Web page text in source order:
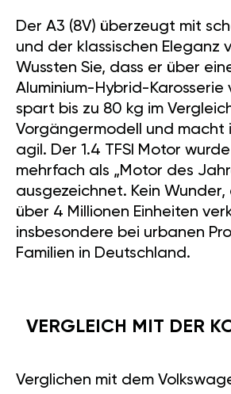
Der A3 (8V) überzeugt mit
und der klassischen Eleganz
Wussten Sie, dass er über
Aluminium-Hybrid-Karosserie
spart bis zu 80 kg im
Vorgängermodell und macht
agil. Der 1.4 TFSI Motor
mehrfach als „Motor des
ausgezeichnet. Kein
über 4 Millionen Einheiten
insbesondere bei urbanen
Familien in Deutschland.
VERGLEICH MIT DER
Verglichen mit dem